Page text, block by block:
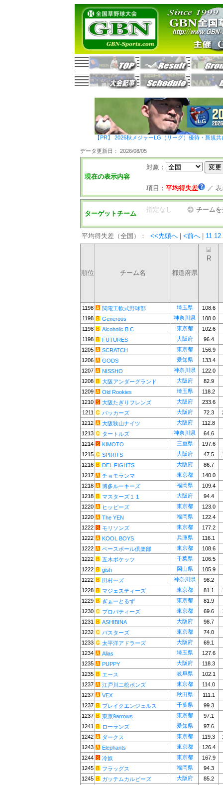
【PR】 2026秋メジャーLG（リーグ）優待・新規
データ更新日： 2026/08/05
現在の表示内容
対象：
項目： 平均得失差 ／
ターゲットチーム
指定なし チーム
平均得失差（全国）： <<先頭へ <前へ 11 12
順位 チーム名 都道府県
R
1198 関電工軟式野球部 埼玉県
108.6
1198
Generous 神奈川県
108.0
1198
Alcoholic.B.C 東京都
102.6
1198
FUTURES 大阪府
96.4
1205
SCRATCH 東京都
156.9
1206
GODS 愛知県
133.4
1207
NISSHO 神奈川県
122.0
1208
大阪アンダーグランド 大阪府
82.9
1209
Old Rookies 埼玉県
118.2
1210
大阪たぎりフレンズ 大阪府
233.6
1211
バッカーズ 大阪府 72.3
1212
大阪狭山ナイツ 大阪府
112.8
1213
タートルズ 神奈川県
64.6
1214
KIMOTO 三重県
197.6
1215
SPIRITS 大阪府 47.5
1216
DEL FIGHTS 大阪府
86.7
1217
チョモランマ 東京都
140.0
1218
博多ルーキーズ 福岡県
109.4
1218
マスターズ１１ 大阪府
94.4
1220
ヒッピーズ 東京都
123.0
1220
The YEN 福岡県
122.4
1222
モリソンズ 東京都
177.2
1222
KOOL BOYS 兵庫県
116.1
1222
ベースボール倶楽部 東京都
108.6
1222
五木ポケッツ 千葉県
106.5
1222
gish 岡山県
105.9
1222
田村ーズ 神奈川県
98.2
1228
マジェスティーズ 東京都 81.1
1229
ぎぁーとるず 東京都
81.9
1230
プロパティーズ 東京都 69.6
1231
ASHIBINA 大阪府
98.7
1232
バスターズ 東京都
74.0
1233
太平洋アドラーズ 大阪府
69.1
1234
Alias 埼玉県
127.6
1235
PUPPY 大阪府
118.3
1235
エース 岐阜県
102.1
1237
江戸川二松ボンズ 東京都
114.0
1237
VEX 秋田県
111.1
1237
ブレイクエンジェルス 千葉県
99.3
1237
東京9arrows 東京都
97.1
1241
ローランズ 愛知県
97.6
1242
ダークス 東京都 119.3
1243
Elephants 東京都
126.4
1244
冷奴 東京都
167.9
1245
フラッグス 福岡県
94.3
1245
ガッテムカルビーズ 大阪府
85.2